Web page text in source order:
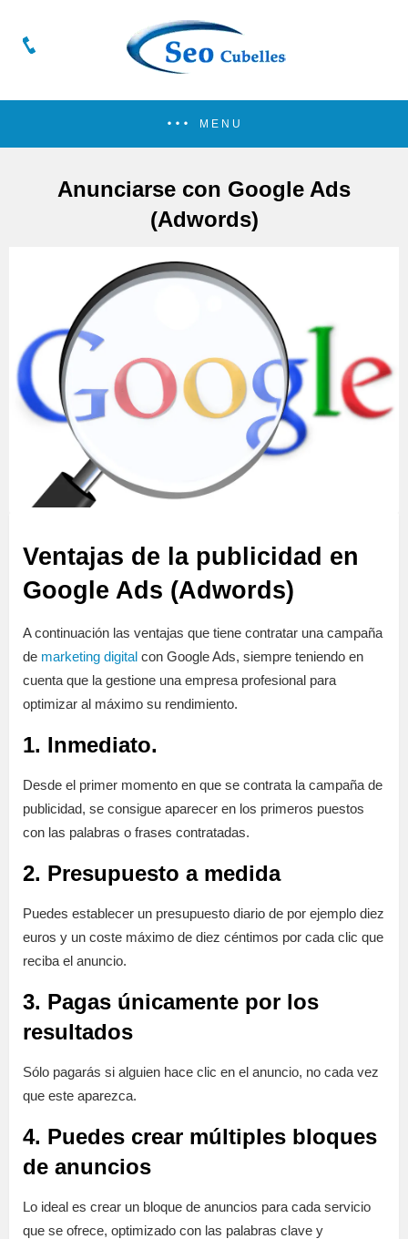
MENU
Anunciarse con Google Ads
(Adwords)
Ventajas de la publicidad en
Google Ads (Adwords)
A continuación las ventajas que tiene contratar una campaña
de marketing digital con Google Ads, siempre teniendo en
cuenta que la gestione una empresa profesional para
optimizar al máximo su rendimiento.
1. Inmediato.
Desde el primer momento en que se contrata la campaña de
publicidad, se consigue aparecer en los primeros puestos
con las palabras o frases contratadas.
2. Presupuesto a medida
Puedes establecer un presupuesto diario de por ejemplo diez
euros y un coste máximo de diez céntimos por cada clic que
reciba el anuncio.
3. Pagas únicamente por los
resultados
Sólo pagarás si alguien hace clic en el anuncio, no cada vez
que este aparezca.
4. Puedes crear múltiples bloques
de anuncios
Lo ideal es crear un bloque de anuncios para cada servicio
que se ofrece, optimizado con las palabras clave y